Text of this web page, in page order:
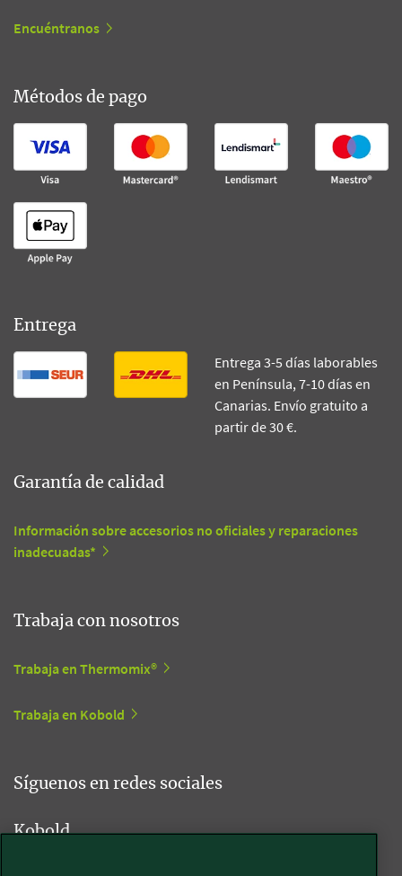
Encuéntranos
Métodos de pago
Entrega
Entrega 3-5 días laborables
en Península, 7-10 días en
Canarias. Envío gratuito a
partir de 30 €.
Garantía de calidad
Información sobre accesorios no oficiales y reparaciones
inadecuadas*
Trabaja con nosotros
Trabaja en Thermomix®
Trabaja en Kobold
Síguenos en redes sociales
Kobold